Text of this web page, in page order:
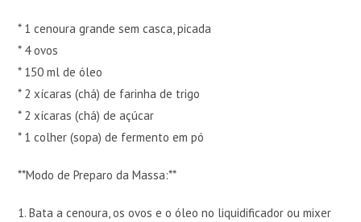
* 1 cenoura grande sem casca, picada
* 4 ovos
* 150 ml de óleo
* 2 xícaras (chá) de farinha de trigo
* 2 xícaras (chá) de açúcar
* 1 colher (sopa) de fermento em pó
**Modo de Preparo da Massa:**
1. Bata a cenoura, os ovos e o óleo no liquidificador ou mixer